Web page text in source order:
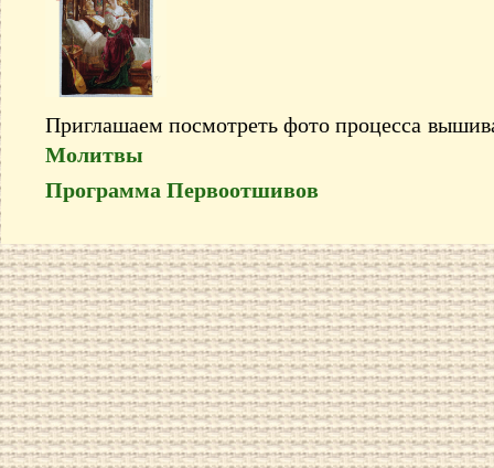
Приглашаем посмотреть фото процесса
Молитвы
Программа Первоотшивов